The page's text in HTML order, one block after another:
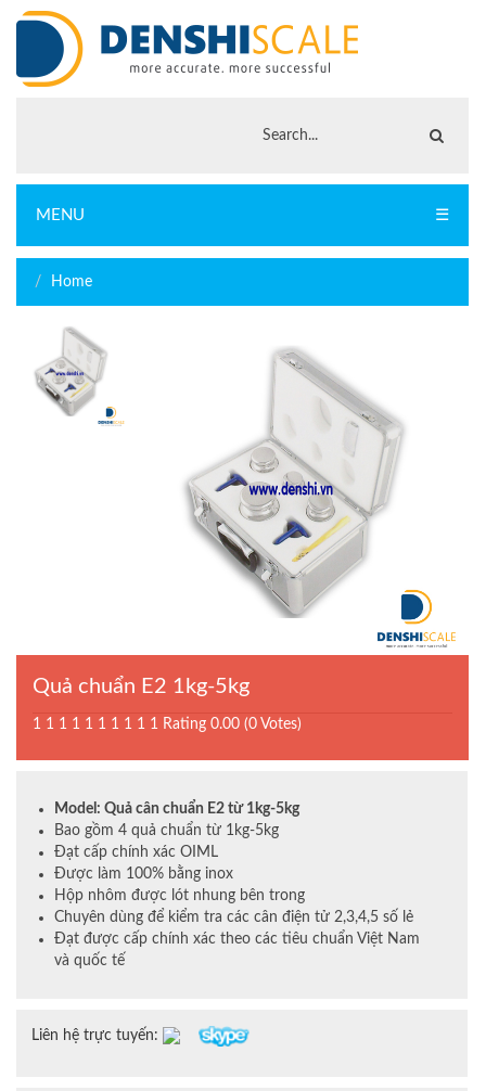
MENU ☰
Home
Quả chuẩn E2 1kg-5kg
1 1 1 1 1 1 1 1 1 1 Rating 0.00 (0 Votes)
Model: Quả cân chuẩn E2 từ 1kg-5kg
Bao gồm 4 quả chuẩn từ 1kg-5kg
Đạt cấp chính xác OIML
Được làm 100% bằng inox
Hộp nhôm được lót nhung bên trong
Chuyên dùng để kiểm tra các cân điện tử 2,3,4,5 số lẻ
Đạt được cấp chính xác theo các tiêu chuẩn Việt Nam
và quốc tế
Liên hệ trực tuyến: